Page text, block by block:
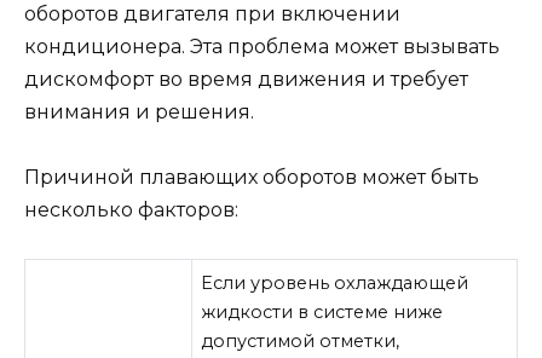
оборотов двигателя при включении
кондиционера. Эта проблема может вызывать
дискомфорт во время движения и требует
внимания и решения.
Причиной плавающих оборотов может быть
несколько факторов:
Если уровень охлаждающей
жидкости в системе ниже
допустимой отметки,